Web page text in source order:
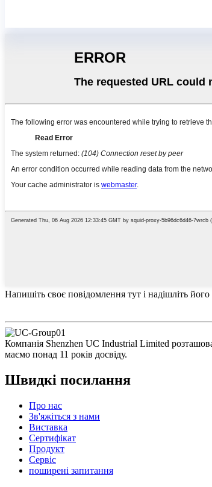
Напишіть своє повідомлення тут і надішліть
Компанія Shenzhen UC Industrial Limited
маємо понад 11 років досвіду.
Швидкі посилання
Про нас
Зв'яжіться з нами
Виставка
Сертифікат
Продукт
Сервіс
поширені запитання